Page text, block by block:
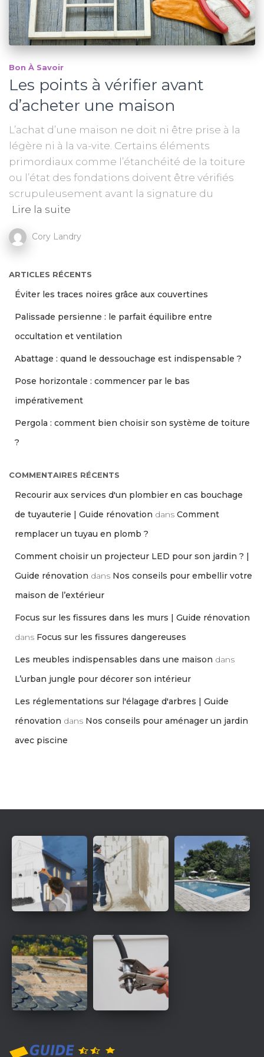
Bon À Savoir
Les points à vérifier avant
d’acheter une maison
L’achat d’une maison ne doit ni être prise à la
légère ni à la va-vite. Certains éléments
primordiaux comme l’étanchéité de la toiture
ou l’état des fondations doivent être vérifiés
scrupuleusement avant la signature du
Lire la suite
Cory Landry
ARTICLES RÉCENTS
Éviter les traces noires grâce aux couvertines
Palissade persienne : le parfait équilibre entre
occultation et ventilation
Abattage : quand le dessouchage est indispensable ?
Pose horizontale : commencer par le bas
impérativement
Pergola : comment bien choisir son système de toiture
?
COMMENTAIRES RÉCENTS
Recourir aux services d'un plombier en cas bouchage
de tuyauterie | Guide rénovation dans Comment
remplacer un tuyau en plomb ?
Comment choisir un projecteur LED pour son jardin ? |
Guide rénovation dans Nos conseils pour embellir votre
maison de l’extérieur
Focus sur les fissures dans les murs | Guide rénovation
dans Focus sur les fissures dangereuses
Les meubles indispensables dans une maison dans
L’urban jungle pour décorer son intérieur
Les réglementations sur l'élagage d'arbres | Guide
rénovation dans Nos conseils pour aménager un jardin
avec piscine